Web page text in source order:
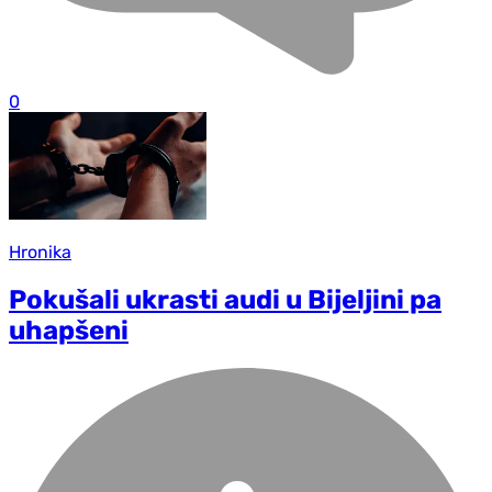
0
Hronika
Pokušali ukrasti audi u Bijeljini pa
uhapšeni